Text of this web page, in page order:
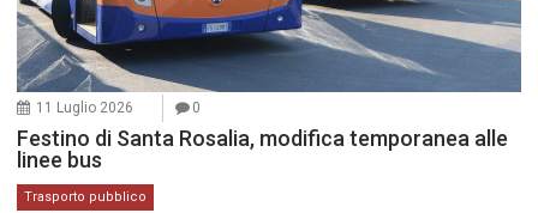
11 Luglio 2026 0
Festino di Santa Rosalia, modifica temporanea alle
linee bus
Trasporto pubblico